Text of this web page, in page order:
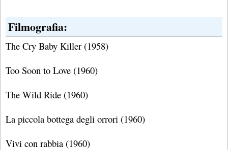
Filmografia:
The Cry Baby Killer (1958)
Too Soon to Love (1960)
The Wild Ride (1960)
La piccola bottega degli orrori (1960)
Vivi con rabbia (1960)